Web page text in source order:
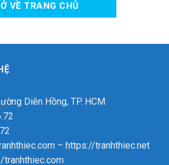
VỀ TRANG CHỦ
Diên Hồng, TP. HCM
– https://tranhthiec.net